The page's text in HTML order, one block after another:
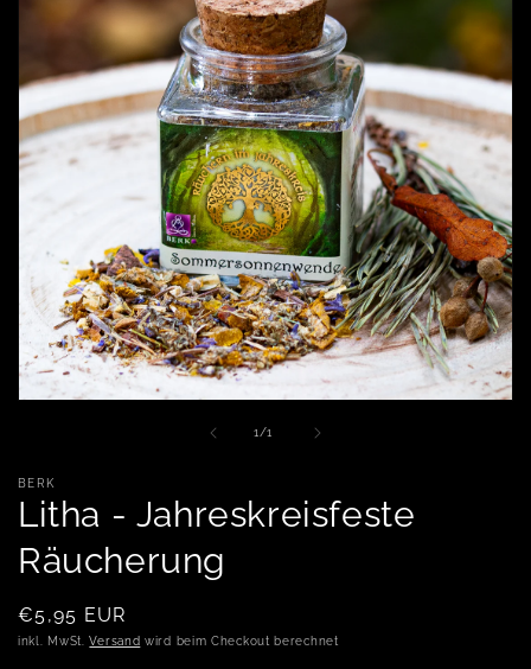
1/
von1
BERK
Litha - Jahreskreisfeste
Räucherung
Normaler Preis
€5,95 EUR
inkl. MwSt.Versand wird beim Checkout berechnet